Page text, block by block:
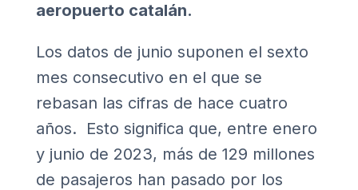
aeropuerto catalán.
Los datos de junio suponen el sexto
mes consecutivo en el que se
rebasan las cifras de hace cuatro
años. Esto significa que, entre enero
y junio de 2023, más de 129 millones
de pasajeros han pasado por los